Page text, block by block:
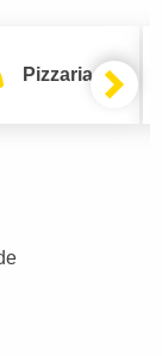
Pizzarias